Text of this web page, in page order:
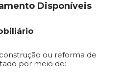
Disponíveis
ou reforma de
por meio de: